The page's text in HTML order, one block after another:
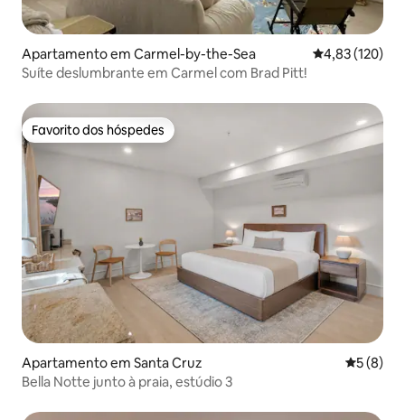
Apartamento em Carmel-by-the-Sea Classificação
4,83 (120)
Suíte deslumbrante em Carmel com Brad Pitt!
Favorito dos hóspedes
Favorito dos hóspedes
Apartamento em Santa Cruz
5 (8)
Bella Notte junto à praia, estúdio 3